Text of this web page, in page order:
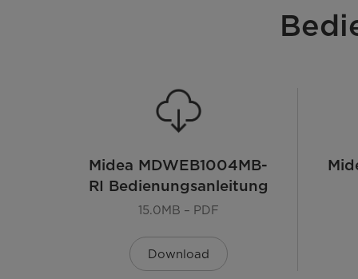
Wasserhärte einstellbar
Bedienung
Startzeitvorwahl [Std.]
Midea MDWEB1004MB-
RI Bedienungsanleitung
15.0MB – PDF
Download